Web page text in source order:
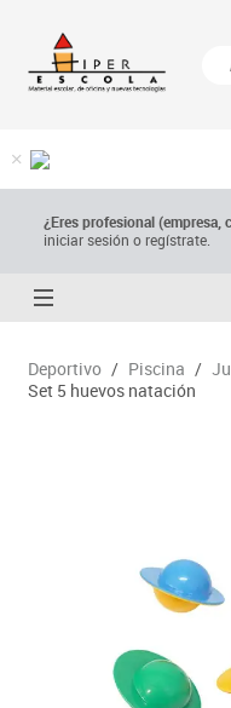
¿Eres profesional (empresa,
iniciar sesión o regístrate.
Deportivo / Piscina /
Set 5 huevos natación